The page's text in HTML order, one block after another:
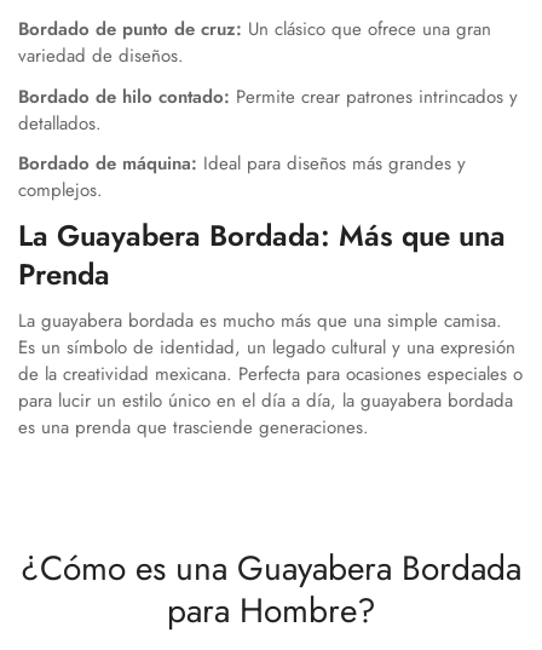
Bordado de punto de cruz: Un clásico que ofrece una gran
variedad de diseños.
Bordado de hilo contado: Permite crear patrones intrincados y
detallados.
Bordado de máquina: Ideal para diseños más grandes y
complejos.
La Guayabera Bordada: Más que una
Prenda
La guayabera bordada es mucho más que una simple camisa.
Es un símbolo de identidad, un legado cultural y una expresión
de la creatividad mexicana. Perfecta para ocasiones especiales o
para lucir un estilo único en el día a día, la guayabera bordada
es una prenda que trasciende generaciones.
¿Cómo es una Guayabera Bordada
para Hombre?